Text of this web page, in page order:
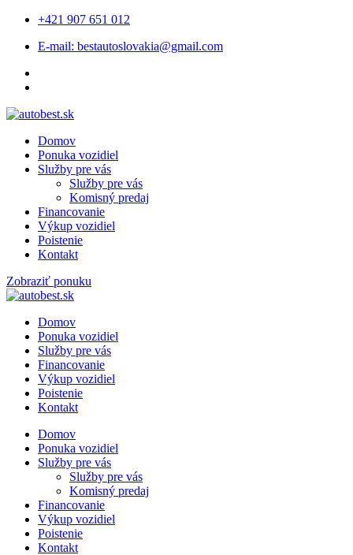
+421 907 651 012
E-mail: bestautoslovakia@gmail.com
Domov
Ponuka vozidiel
Služby pre vás
Služby pre vás
Komisný predaj
Financovanie
Výkup vozidiel
Poistenie
Kontakt
Zobraziť ponuku
Domov
Ponuka vozidiel
Služby pre vás
Financovanie
Výkup vozidiel
Poistenie
Kontakt
Domov
Ponuka vozidiel
Služby pre vás
Služby pre vás
Komisný predaj
Financovanie
Výkup vozidiel
Poistenie
Kontakt